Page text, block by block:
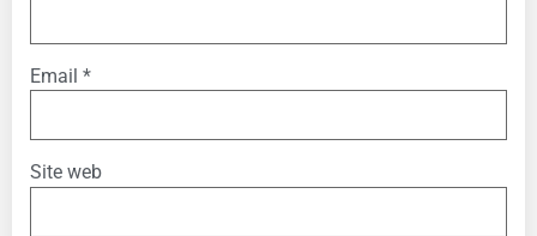
Email *
Site web